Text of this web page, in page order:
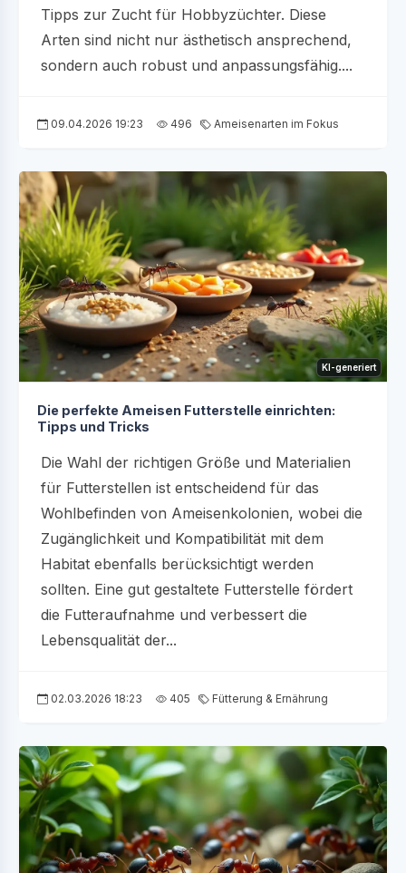
Tipps zur Zucht für Hobbyzüchter. Diese
Arten sind nicht nur ästhetisch ansprechend,
sondern auch robust und anpassungsfähig....
09.04.2026 19:23 496 Ameisenarten im Fokus
KI-generiert
Die perfekte Ameisen Futterstelle einrichten:
Tipps und Tricks
Die Wahl der richtigen Größe und Materialien
für Futterstellen ist entscheidend für das
Wohlbefinden von Ameisenkolonien, wobei die
Zugänglichkeit und Kompatibilität mit dem
Habitat ebenfalls berücksichtigt werden
sollten. Eine gut gestaltete Futterstelle fördert
die Futteraufnahme und verbessert die
Lebensqualität der...
02.03.2026 18:23 405 Fütterung & Ernährung